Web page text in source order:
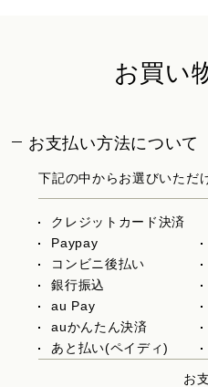
お買い
お支払い方法について
下記の中からお選びいただ
クレジットカード決済
Paypay
コンビニ後払い
銀行振込
au Pay
auかんたん決済
あと払い(ペイディ)
お